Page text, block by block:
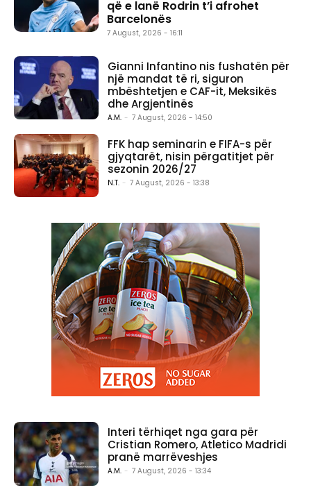
që e lanë Rodrin t’i afrohet
Barcelonës
7 August, 2026 - 16:11
Gianni Infantino nis fushatën për
një mandat të ri, siguron
mbështetjen e CAF-it, Meksikës
dhe Argjentinës
A.M. - 7 August, 2026 - 14:50
FFK hap seminarin e FIFA-s për
gjyqtarët, nisin përgatitjet për
sezonin 2026/27
N.T. - 7 August, 2026 - 13:38
Interi tërhiqet nga gara për
Cristian Romero, Atletico Madridi
pranë marrëveshjes
A.M. - 7 August, 2026 - 13:34